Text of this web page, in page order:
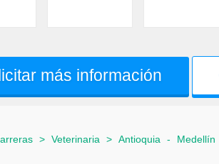
más información
> Veterinaria > Antioquia - Medellín